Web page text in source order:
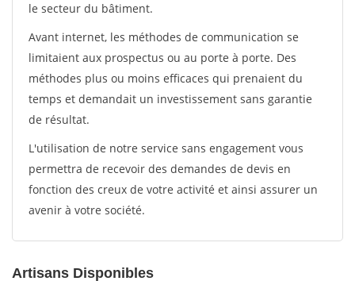
le secteur du bâtiment.
Avant internet, les méthodes de communication se
limitaient aux prospectus ou au porte à porte. Des
méthodes plus ou moins efficaces qui prenaient du
temps et demandait un investissement sans garantie
de résultat.
L'utilisation de notre service sans engagement vous
permettra de recevoir des demandes de devis en
fonction des creux de votre activité et ainsi assurer un
avenir à votre société.
Artisans Disponibles